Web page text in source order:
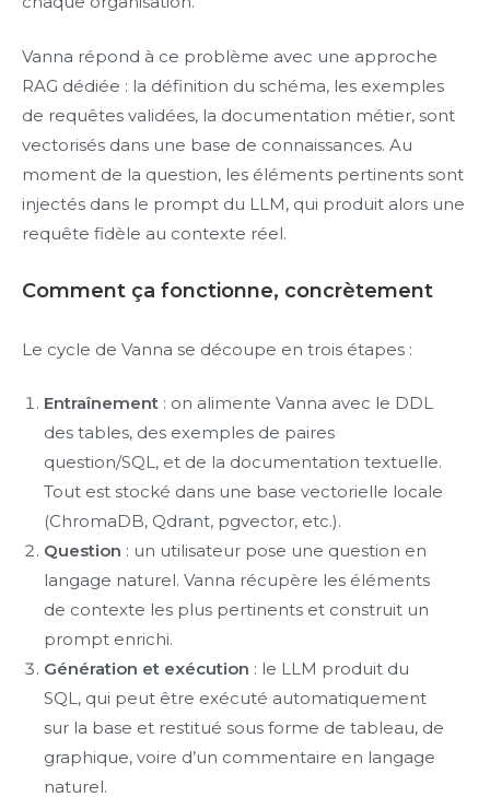
Vanna répond à ce problème avec une approche
RAG dédiée : la définition du schéma, les exemples
de requêtes validées, la documentation métier, sont
vectorisés dans une base de connaissances. Au
moment de la question, les éléments pertinents sont
injectés dans le prompt du LLM, qui produit alors une
requête fidèle au contexte réel.
Comment ça fonctionne, concrètement
Le cycle de Vanna se découpe en trois étapes :
Entraînement : on alimente Vanna avec le DDL
des tables, des exemples de paires
question/SQL, et de la documentation textuelle.
Tout est stocké dans une base vectorielle locale
(ChromaDB, Qdrant, pgvector, etc.).
Question : un utilisateur pose une question en
langage naturel. Vanna récupère les éléments
de contexte les plus pertinents et construit un
prompt enrichi.
Génération et exécution : le LLM produit du
SQL, qui peut être exécuté automatiquement
sur la base et restitué sous forme de tableau, de
graphique, voire d’un commentaire en langage
naturel.